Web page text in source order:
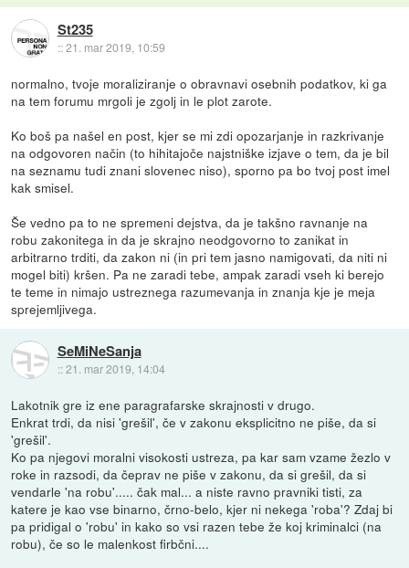
St235
::21. mar 2019, 10:59
normalno, tvoje moraliziranje o obravnavi osebnih podatkov, ki ga
na tem forumu mrgoli je zgolj in le plot zarote.
Ko boš pa našel en post, kjer se mi zdi opozarjanje in razkrivanje
na odgovoren način (to hihitajoče najstniške izjave o tem, da je bil
na seznamu tudi znani slovenec niso), sporno pa bo tvoj post imel
kak smisel.
Še vedno pa to ne spremeni dejstva, da je takšno ravnanje na
robu zakonitega in da je skrajno neodgovorno to zanikat in
arbitrarno trditi, da zakon ni (in pri tem jasno namigovati, da niti ni
mogel biti) kršen. Pa ne zaradi tebe, ampak zaradi vseh ki berejo
te teme in nimajo ustreznega razumevanja in znanja kje je meja
sprejemljivega.
SeMiNeSanja
::21. mar 2019, 14:04
Lakotnik gre iz ene paragrafarske skrajnosti v drugo.
Enkrat trdi, da nisi 'grešil', če v zakonu eksplicitno ne piše, da si
'grešil'.
Ko pa njegovi moralni visokosti ustreza, pa kar sam vzame žezlo v
roke in razsodi, da čeprav ne piše v zakonu, da si grešil, da si
vendarle 'na robu'..... čak mal... a niste ravno pravniki tisti, za
katere je kao vse binarno, črno-belo, kjer ni nekega 'roba'? Zdaj bi
pa pridigal o 'robu' in kako so vsi razen tebe že koj kriminalci (na
robu), če so le malenkost firbčni....